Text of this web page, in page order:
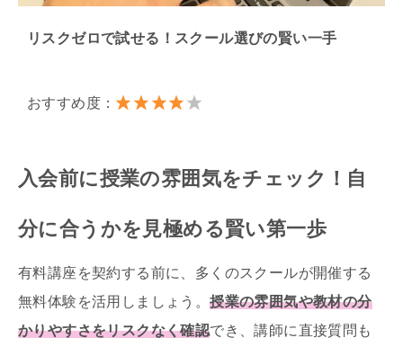
リスクゼロで試せる！スクール選びの賢い一手
おすすめ度：
入会前に授業の雰囲気をチェック！自
分に合うかを見極める賢い第一歩
有料講座を契約する前に、多くのスクールが開催する
無料体験を活用しましょう。授業の雰囲気や教材の分
かりやすさをリスクなく確認でき、講師に直接質問も